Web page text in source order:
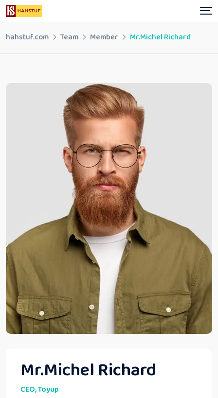
Skip
to
hahstuf.com Team Member Mr.Michel Richard
Mr.Michel Richard
CEO, Toyup